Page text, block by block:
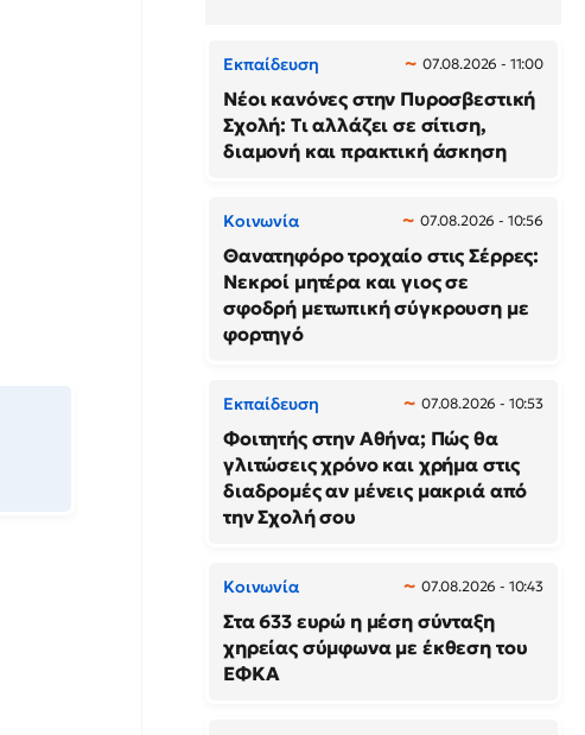
Εκπαίδευση 07.08.2026 - 11:00
Νέοι κανόνες στην Πυροσβεστική
Σχολή: Τι αλλάζει σε σίτιση,
διαμονή και πρακτική άσκηση
Κοινωνία 07.08.2026 - 10:56
Θανατηφόρο τροχαίο στις Σέρρες:
Νεκροί μητέρα και γιος σε
σφοδρή μετωπική σύγκρουση με
φορτηγό
Εκπαίδευση 07.08.2026 - 10:53
Φοιτητής στην Αθήνα; Πώς θα
γλιτώσεις χρόνο και χρήμα στις
διαδρομές αν μένεις μακριά από
την Σχολή σου
Κοινωνία 07.08.2026 - 10:43
Στα 633 ευρώ η μέση σύνταξη
χηρείας σύμφωνα με έκθεση του
ΕΦΚΑ